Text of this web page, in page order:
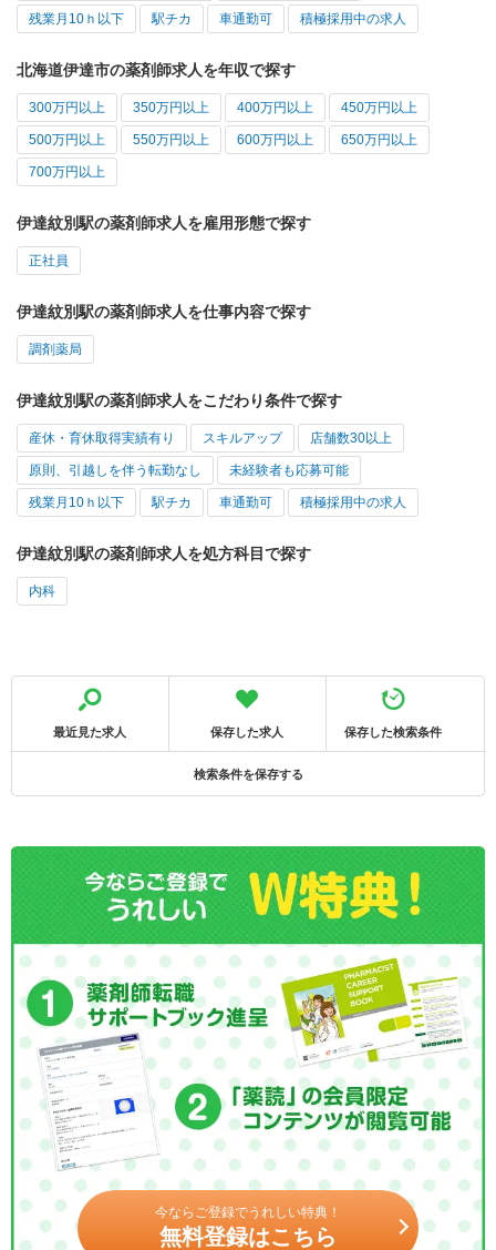
残業月10ｈ以下 駅チカ 車通勤可 積極採用中の求人
北海道伊達市の薬剤師求人を年収で探す
300万円以上 350万円以上 400万円以上 450万円以上
500万円以上 550万円以上 600万円以上 650万円以上
700万円以上
伊達紋別駅の薬剤師求人を雇用形態で探す
正社員
伊達紋別駅の薬剤師求人を仕事内容で探す
調剤薬局
伊達紋別駅の薬剤師求人をこだわり条件で探す
産休・育休取得実績有り スキルアップ 店舗数30以上
原則、引越しを伴う転勤なし 未経験者も応募可能
残業月10ｈ以下 駅チカ 車通勤可 積極採用中の求人
伊達紋別駅の薬剤師求人を処方科目で探す
内科
最近見た求人 保存した求人 保存した検索条件
検索条件を保存する
今ならご登録でうれしい特典！
無料登録はこちら